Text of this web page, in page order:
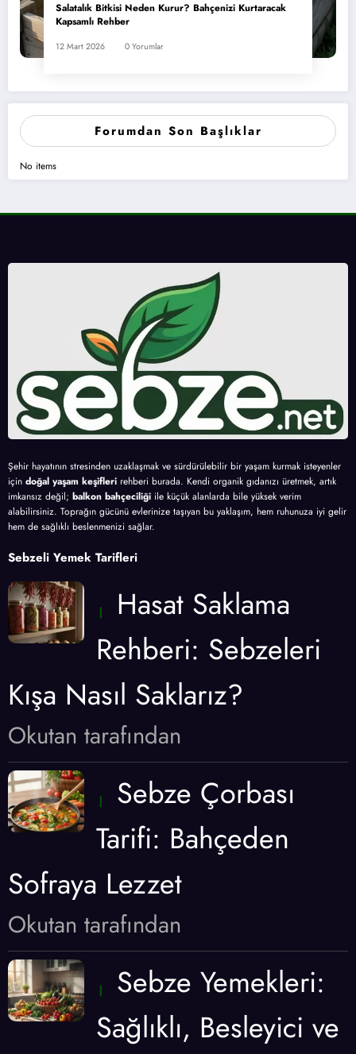
Salatalık Bitkisi Neden Kurur? Bahçenizi Kurtaracak
Kapsamlı Rehber
12 Mart 2026 0 Yorumlar
Forumdan Son Başlıklar
No items
Şehir hayatının stresinden uzaklaşmak ve sürdürülebilir bir yaşam kurmak isteyenler
için doğal yaşam keşifleri rehberi burada. Kendi organik gıdanızı üretmek, artık
imkansız değil; balkon bahçeciliği ile küçük alanlarda bile yüksek verim
alabilirsiniz. Toprağın gücünü evlerinize taşıyan bu yaklaşım, hem ruhunuza iyi gelir
hem de sağlıklı beslenmenizi sağlar.
Sebzeli Yemek Tarifleri
Hasat Saklama
Rehberi: Sebzeleri
Kışa Nasıl Saklarız?
Okutan tarafından
Sebze Çorbası
Tarifi: Bahçeden
Sofraya Lezzet
Okutan tarafından
Sebze Yemekleri:
Sağlıklı, Besleyici ve